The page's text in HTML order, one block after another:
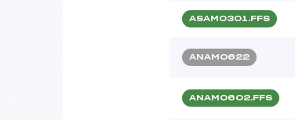
ASAM0301.FFS
ANAM0622
ANAM0602.FFS